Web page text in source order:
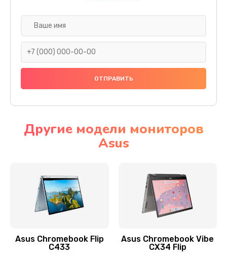
Сбор/Разбор
Чистка динамика и микрофонов (с разбором)
Замена кнопки Home (домой)
Заказать
Другие модели мониторов
Asus
Asus Chromebook Flip
C433
Asus Chromebook Vibe
CX34 Flip